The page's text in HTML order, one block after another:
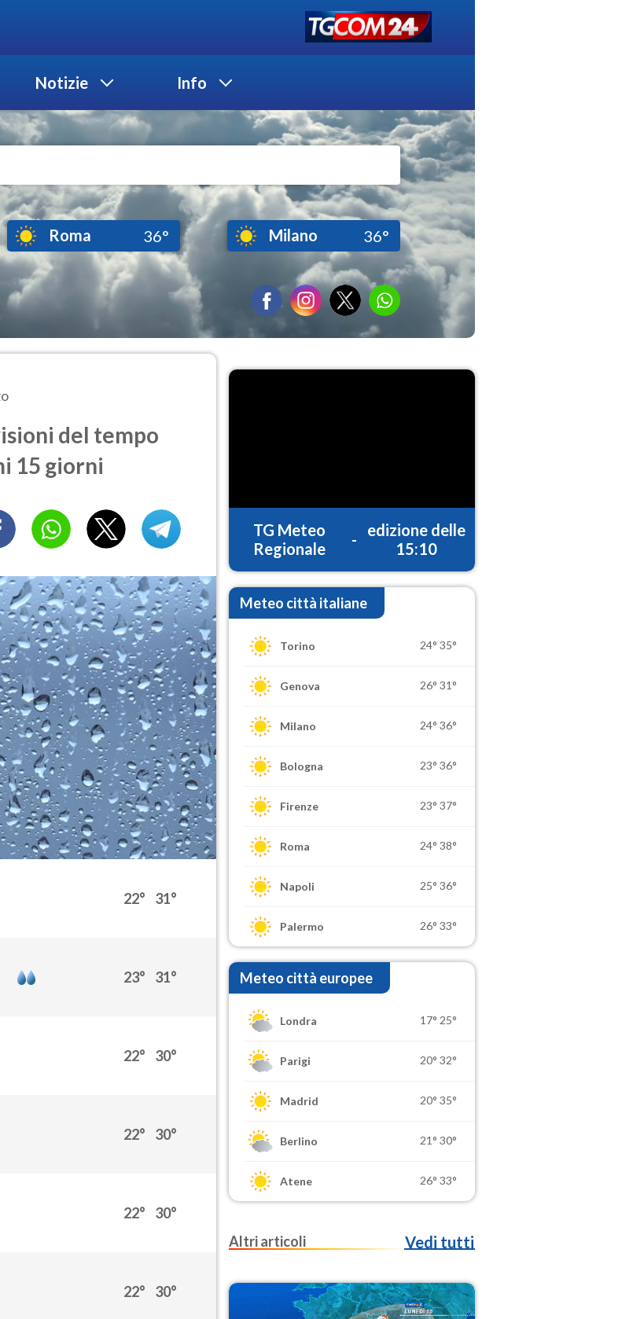
Notizie Info
Roma 36° Milano 36°
del tempo
15 giorni
22° 31°
23° 31°
22° 30°
22° 30°
22° 30°
22° 30°
TG Meteo
Regionale
-
edizione delle
15:10
Meteo città italiane
Torino 24° 35°
Genova 26° 31°
Milano 24° 36°
Bologna 23° 36°
Firenze 23° 37°
Roma 24° 38°
Napoli 25° 36°
Palermo 26° 33°
Meteo città europee
Londra 17° 25°
Parigi 20° 32°
Madrid 20° 35°
Berlino 21° 30°
Atene 26° 33°
Altri articoli Vedi tutti